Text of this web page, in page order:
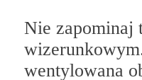
Nie zapominaj
wentylowana